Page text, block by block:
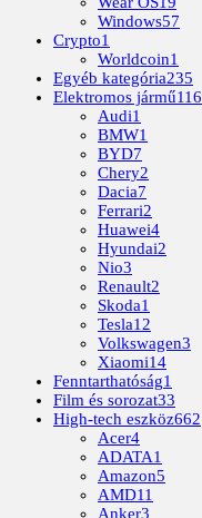
Windows57
Crypto1
Worldcoin1
Egyéb kategória235
Elektromos jármű116
Audi1
BMW1
BYD7
Chery2
Dacia7
Ferrari2
Huawei4
Hyundai2
Nio3
Renault2
Skoda1
Tesla12
Volkswagen3
Xiaomi14
Fenntarthatóság1
Film és sorozat33
High-tech eszköz662
Acer4
ADATA1
Amazon5
AMD11
Anker3